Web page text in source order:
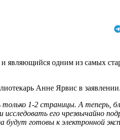
являющийся одним из самых
Анне Ярвис в заявлении.
1-2 страницы. А теперь,
его чрезвычайно
готовы к электронной